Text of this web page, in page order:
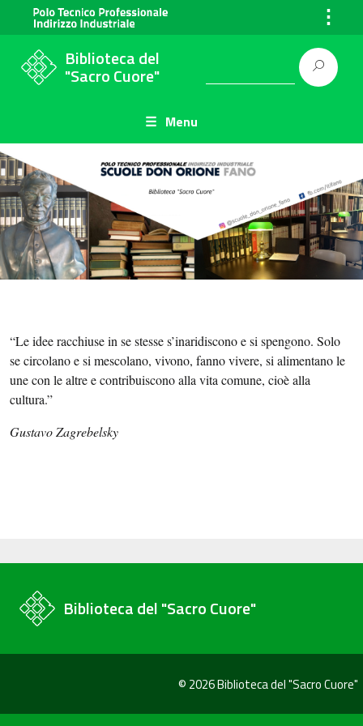
⋮
Biblioteca del
"Sacro Cuore"
Menu
“Le idee racchiuse in se stesse s’inaridiscono e si spengono. Solo
se circolano e si mescolano, vivono, fanno vivere, si alimentano le
une con le altre e contribuiscono alla vita comune, cioè alla
cultura.”
Gustavo Zagrebelsky
Biblioteca del "Sacro Cuore"
© 2026 Biblioteca del "Sacro Cuore"